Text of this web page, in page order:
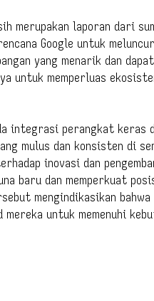
merupakan laporan dari
Google untuk
yang menarik dan
untuk memperluas
integrasi perangkat
mulus dan konsisten di
inovasi dan
baru dan memperkuat
mengindikasikan bahwa
untuk memenuhi